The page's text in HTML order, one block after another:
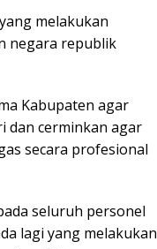
melakukan
negara republik
Kabupaten agar
dan cerminkan agar
secara profesional
seluruh personel
lagi yang melakukan